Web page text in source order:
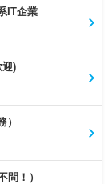
IT企業
迎)
問！）